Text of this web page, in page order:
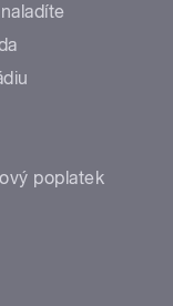
poplatek